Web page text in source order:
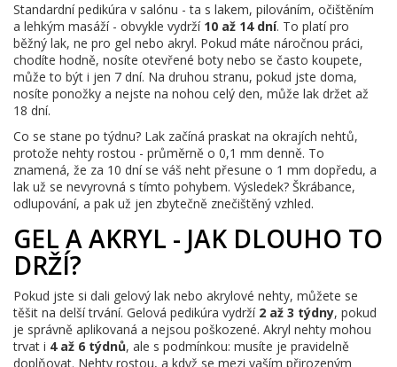
Standardní pedikúra v salónu - ta s lakem, pilováním, očištěním
a lehkým masáží - obvykle vydrží 10 až 14 dní. To platí pro
běžný lak, ne pro gel nebo akryl. Pokud máte náročnou práci,
chodíte hodně, nosíte otevřené boty nebo se často koupete,
může to být i jen 7 dní. Na druhou stranu, pokud jste doma,
nosíte ponožky a nejste na nohou celý den, může lak držet až
18 dní.
Co se stane po týdnu? Lak začíná praskat na okrajích nehtů,
protože nehty rostou - průměrně o 0,1 mm denně. To
znamená, že za 10 dní se váš neht přesune o 1 mm dopředu, a
lak už se nevyrovná s tímto pohybem. Výsledek? Škrábance,
odlupování, a pak už jen zbytečně znečištěný vzhled.
GEL A AKRYL - JAK DLOUHO TO
DRŽÍ?
Pokud jste si dali gelový lak nebo akrylové nehty, můžete se
těšit na delší trvání. Gelová pedikúra vydrží 2 až 3 týdny, pokud
je správně aplikovaná a nejsou poškozené. Akryl nehty mohou
trvat i 4 až 6 týdnů, ale s podmínkou: musíte je pravidelně
doplňovat. Nehty rostou, a když se mezi vaším přirozeným